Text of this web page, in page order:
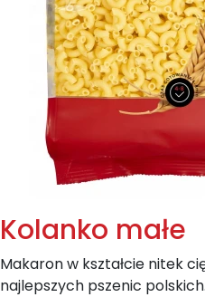
Kolanko małe
Makaron w kształcie nitek
najlepszych pszenic polskich.